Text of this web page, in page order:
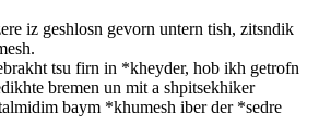
iz geshlosn gevorn untern tish, zitsndik
tsu firn in *kheyder, hob ikh getrofn
bremen un mit a shpitsekhiker
baym *khumesh iber der *sedre